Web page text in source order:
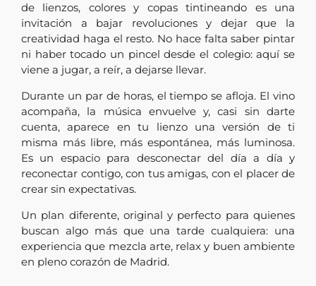
de lienzos, colores y copas tintineando es una
invitación a bajar revoluciones y dejar que la
creatividad haga el resto. No hace falta saber pintar
ni haber tocado un pincel desde el colegio: aquí se
viene a jugar, a reír, a dejarse llevar.
Durante un par de horas, el tiempo se afloja. El vino
acompaña, la música envuelve y, casi sin darte
cuenta, aparece en tu lienzo una versión de ti
misma más libre, más espontánea, más luminosa.
Es un espacio para desconectar del día a día y
reconectar contigo, con tus amigas, con el placer de
crear sin expectativas.
Un plan diferente, original y perfecto para quienes
buscan algo más que una tarde cualquiera: una
experiencia que mezcla arte, relax y buen ambiente
en pleno corazón de Madrid.